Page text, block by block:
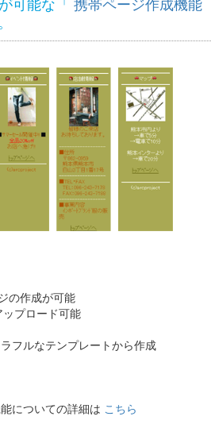
可能な「 携帯ページ作成機能
の作成が可能
ップロード可能
フルなテンプレートから作成
についての詳細は こちら